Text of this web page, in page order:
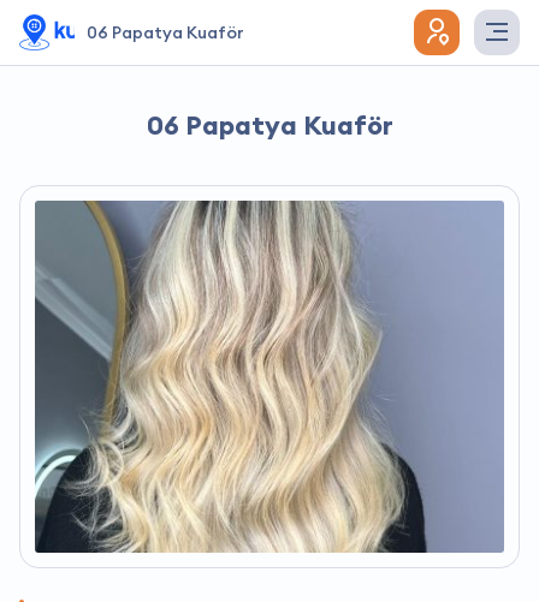
06 Papatya Kuaför
06 Papatya Kuaför